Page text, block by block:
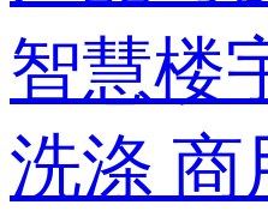
智慧楼
洗涤 商